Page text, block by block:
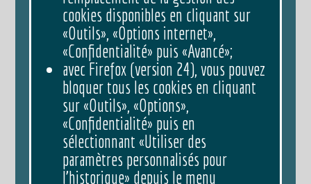
cookies disponibles en cliquant sur
«Outils», «Options internet»,
«Confidentialité» puis «Avancé»;
avec Firefox (version 24), vous pouvez
bloquer tous les cookies en cliquant
sur «Outils», «Options»,
«Confidentialité» puis en
sélectionnant «Utiliser des
paramètres personnalisés pour
l’historique» depuis le menu